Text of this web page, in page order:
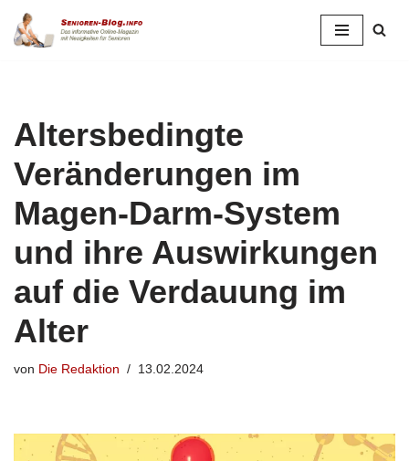
Zum
Altersbedingte
Veränderungen im
Magen-Darm-System
und ihre Auswirkungen
auf die Verdauung im
Alter
von Die Redaktion 13.02.2024